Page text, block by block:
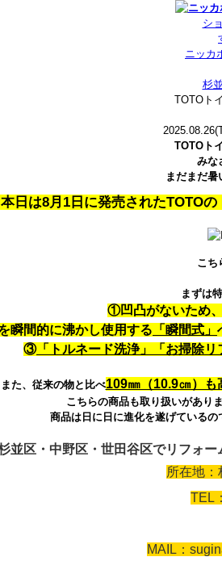
シ
ニッカ
杉
TOTOト
2025.08.26
TOTOト
みな
まだまだ暑
日は8月1日に発売されたTOTOの
こち
まずは
①凹凸がないため、
瞬間的に沸かし使用する 「瞬間式」
③「トルネード洗浄」「お掃除リ
また、従来の物と比べ109㎜（10.9㎝）も
こちらの商品も取り扱いがあり
商品は日に日に進化を遂げている
並区・中野区・世田谷区でリフォ
所在地
TEL
MAIL：